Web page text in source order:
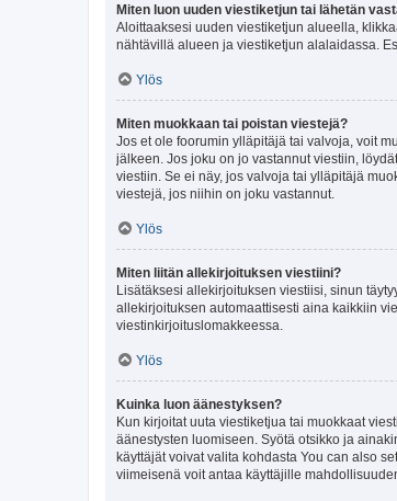
Miten luon uuden viestiketjun tai lähetän
Aloittaaksesi uuden viestiketjun alueella,
nähtävillä alueen ja viestiketjun alalaidassa.
Ylös
Miten muokkaan tai poistan viestejä?
Jos et ole foorumin ylläpitäjä tai valvoja, voit
jälkeen. Jos joku on jo vastannut viestiin,
viestiin. Se ei näy, jos valvoja tai ylläpitäjä
viestejä, jos niihin on joku vastannut.
Ylös
Miten liitän allekirjoituksen viestiini?
Lisätäksesi allekirjoituksen viestiisi, sinun
allekirjoituksen automaattisesti aina kaikkiin
viestinkirjoituslomakkeessa.
Ylös
Kuinka luon äänestyksen?
Kun kirjoitat uuta viestiketjua tai muokkaat
äänestysten luomiseen. Syötä otsikko ja
käyttäjät voivat valita kohdasta You can also
viimeisenä voit antaa käyttäjille